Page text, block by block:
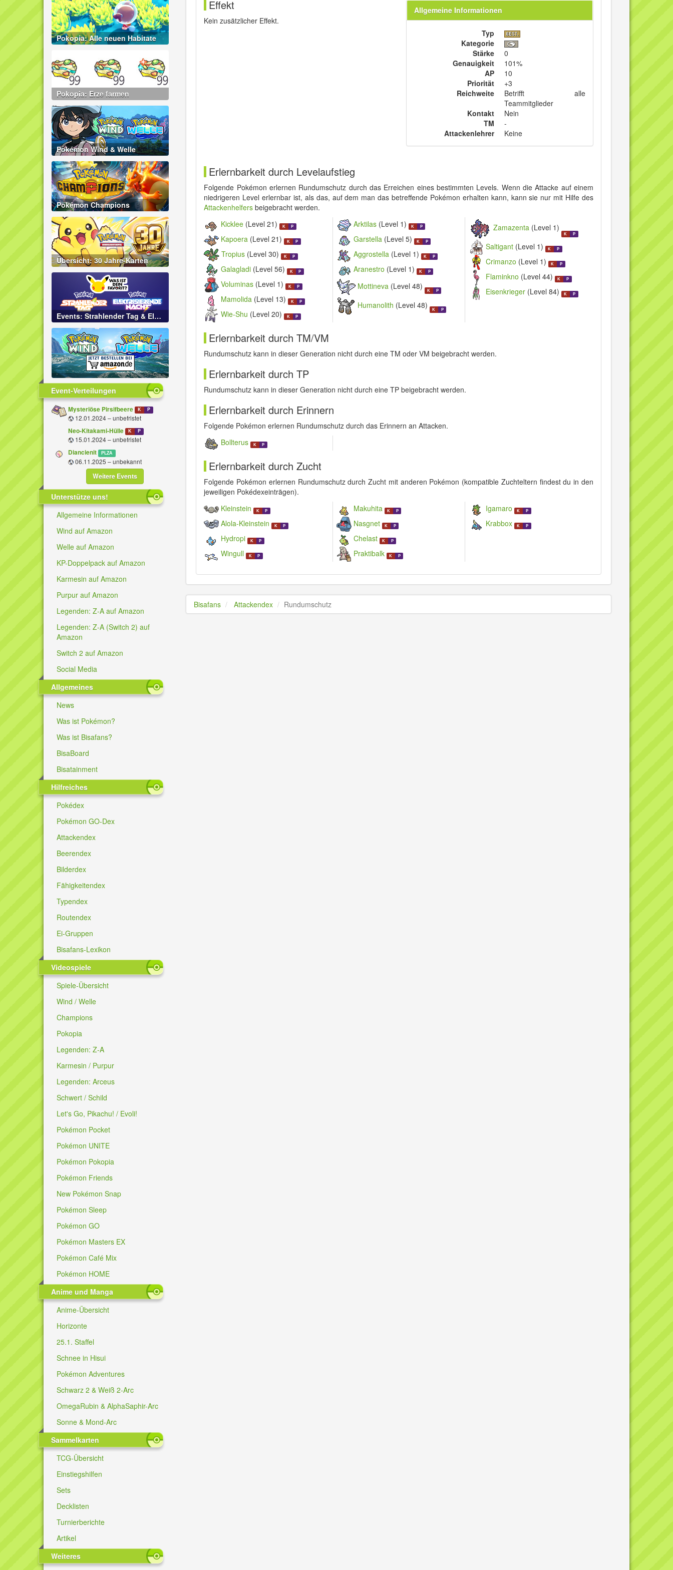
Pokopia: Alle neuen Habitate
Pokopia: Erze farmen
Pokémon Wind & Welle
Pokémon Champions
Übersicht: 30 Jahre-Karten
Events: Strahlender Tag & Elektrisierende Nacht
Event-Verteilungen
Mysteriöse Pirsifbeere K P
12.01.2024 – unbefristet
Neo-Kitakami-Hülle
K P
15.01.2024 – unbefristet
Diancienit
PLZA
06.11.2025 – unbekannt
Weitere Events
Unterstütze uns!
Allgemeine Informationen
Wind auf Amazon
Welle auf Amazon
KP-Doppelpack auf Amazon
Karmesin auf Amazon
Purpur auf Amazon
Legenden: Z-A auf Amazon
Legenden: Z-A (Switch 2) auf
Amazon
Switch 2 auf Amazon
Social Media
Allgemeines
News
Was ist Pokémon?
Was ist Bisafans?
BisaBoard
Bisatainment
Hilfreiches
Pokédex
Pokémon GO-Dex
Attackendex
Beerendex
Bilderdex
Fähigkeitendex
Typendex
Routendex
Ei-Gruppen
Bisafans-Lexikon
Videospiele
Spiele-Übersicht
Wind / Welle
Champions
Pokopia
Legenden: Z-A
Karmesin / Purpur
Legenden: Arceus
Schwert / Schild
Let's Go, Pikachu! / Evoli!
Pokémon Pocket
Pokémon UNITE
Pokémon Pokopia
Pokémon Friends
New Pokémon Snap
Pokémon Sleep
Pokémon GO
Pokémon Masters EX
Pokémon Café Mix
Pokémon HOME
Anime und Manga
Anime-Übersicht
Horizonte
25.1. Staffel
Schnee in Hisui
Pokémon Adventures
Schwarz 2 & Weiß 2-Arc
OmegaRubin & AlphaSaphir-Arc
Sonne & Mond-Arc
Sammelkarten
TCG-Übersicht
Einstiegshilfen
Sets
Decklisten
Turnierberichte
Artikel
Weiteres
Effekt
Kein zusätzlicher Effekt.
Allgemeine Informationen
Typ
Kategorie
Stärke
0
Genauigkeit
101%
AP
10
Priorität
+3
Reichweite
Betrifft alle
Teammitglieder
Kontakt
Nein
TM
-
Attackenlehrer
Keine
Erlernbarkeit durch Levelaufstieg
Folgende Pokémon erlernen Rundumschutz durch das Erreichen eines bestimmten Levels. Wenn die Attacke auf einem
niedrigeren Level erlernbar ist, als das, auf dem man das betreffende Pokémon erhalten kann, kann sie nur mit Hilfe des
Attackenhelfers beigebracht werden.
Kicklee (Level 21) K P
Kapoera (Level 21) K P
Tropius (Level 30) K P
Galagladi (Level 56) K P
Voluminas (Level 1) K P
Mamolida (Level 13) K P
Wie-Shu (Level 20) K P
Arktilas(Level 1) K P
Garstella (Level 5) K P
Aggrostella (Level 1) K P
Aranestro (Level 1) K P
Mottineva (Level 48) K P
Humanolith (Level 48) K P
Zamazenta(Level 1)
K P
Saltigant(Level 1) K P
Crimanzo (Level 1) K P
Flaminkno (Level 44) K P
Eisenkrieger(Level 84) K P
Erlernbarkeit durch TM/VM
Rundumschutz kann in dieser Generation nicht durch eine TM oder VM beigebracht werden.
Erlernbarkeit durch TP
Rundumschutz kann in dieser Generation nicht durch eine TP beigebracht werden.
Erlernbarkeit durch Erinnern
Folgende Pokémon erlernen Rundumschutz durch das Erinnern an Attacken.
Bollterus
K P
Erlernbarkeit durch Zucht
Folgende Pokémon erlernen Rundumschutz durch Zucht mit anderen Pokémon (kompatible Zuchteltern findest du in den
jeweiligen Pokédexeinträgen).
Kleinstein
K P
Alola-Kleinstein K P
Hydropi K P
Wingull K P
Makuhita K P
Nasgnet K P
Chelast K P
Praktibalk K P
Igamaro K P
Krabbox K P
Bisafans Attackendex Rundumschutz